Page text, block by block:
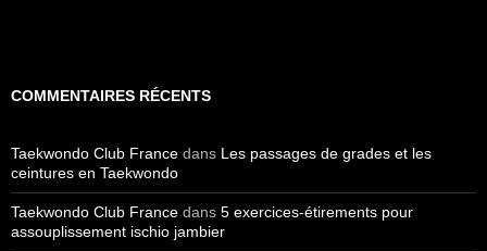
COMMENTAIRES RÉCENTS
Taekwondo Club France dans Les passages de grades et les
ceintures en Taekwondo
Taekwondo Club France dans 5 exercices-étirements pour
assouplissement ischio jambier